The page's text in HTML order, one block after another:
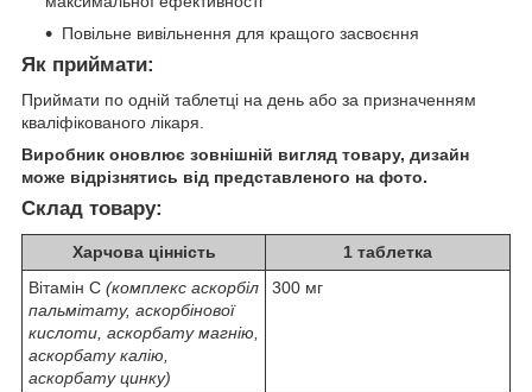
Повільне вивільнення для кращого засвоєння
Як приймати:
Приймати по одній таблетці на день або за призначенням
кваліфікованого лікаря.
Виробник оновлює зовнішній вигляд товару, дизайн
може відрізнятись від представленого на фото.
Склад товару:
Харчова цінність
1 таблетка
Вітамін C (комплекс аскорбіл
пальмітату, аскорбінової
кислоти, аскорбату магнію,
аскорбату калію,
аскорбату цинку)
300 мг